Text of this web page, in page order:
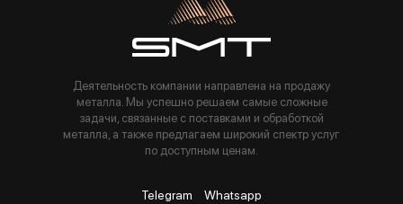
Деятельность компании направлена на продажу
металла. Мы успешно решаем самые сложные
задачи, связанные с поставками и обработкой
металла, а также предлагаем широкий спектр услуг
по доступным ценам.
Telegram Whatsapp